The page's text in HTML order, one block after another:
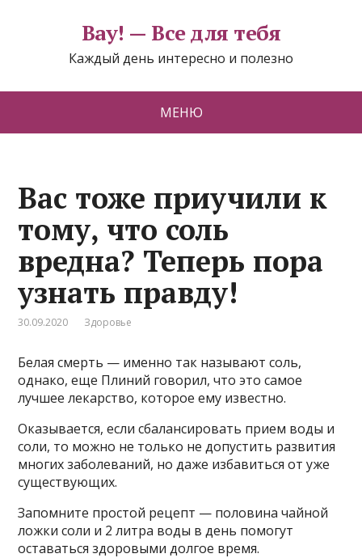
Вау! — Все для тебя
Каждый день интересно и полезно
МЕНЮ
Вас тоже приучили к
тому, что соль
вредна? Теперь пора
узнать правду!
30.09.2020 Здоровье
Белая смерть — именно так называют соль,
однако, еще Плиний говорил, что это самое
лучшее лекарство, которое ему известно.
Оказывается, если сбалансировать прием воды и
соли, то можно не только не допустить развития
многих заболеваний, но даже избавиться от уже
существующих.
Запомните простой рецепт — половина чайной
ложки соли и 2 литра воды в день помогут
оставаться здоровыми долгое время.